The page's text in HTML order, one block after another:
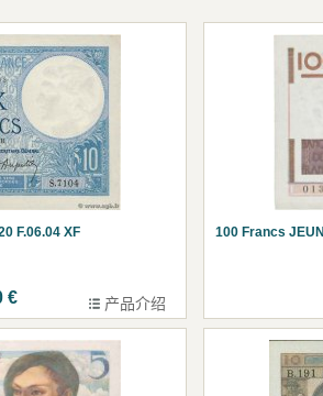
F.06.04 XF
€ 产品介绍
100 Francs